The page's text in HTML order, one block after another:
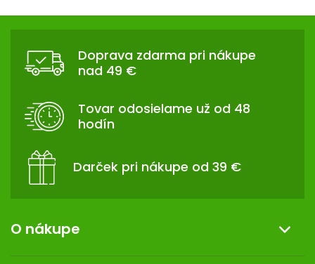
Z
Doprava zdarma pri nákupe
nad 49 €
Tovar odosielame už od 48
hodín
Darček pri nákupe od 39 €
O nákupe